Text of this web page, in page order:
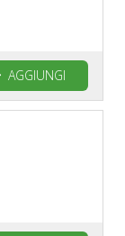
AGGIUNGI